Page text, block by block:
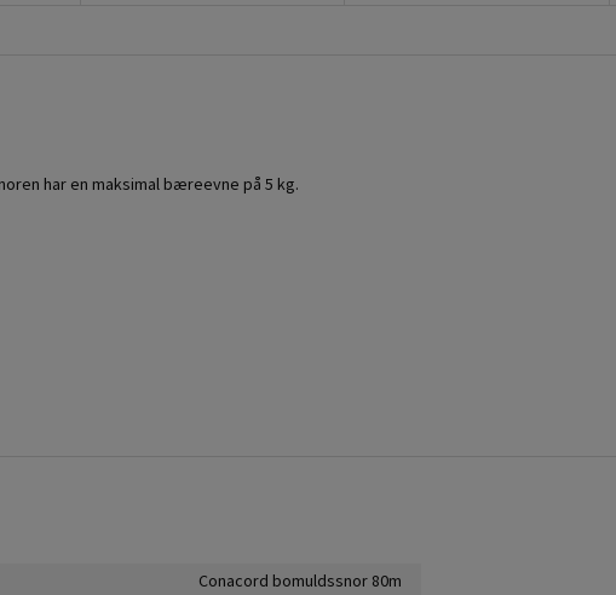
har en maksimal bæreevne på 5 kg.
Conacord bomuldssnor 80m